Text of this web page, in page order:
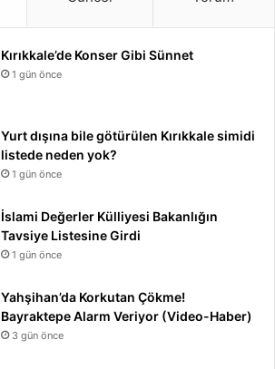
Kırıkkale’de Konser Gibi Sünnet
1 gün önce
Yurt dışına bile götürülen Kırıkkale simidi
listede neden yok?
1 gün önce
İslami Değerler Külliyesi Bakanlığın
Tavsiye Listesine Girdi
1 gün önce
Yahşihan’da Korkutan Çökme!
Bayraktepe Alarm Veriyor (Video-Haber)
3 gün önce